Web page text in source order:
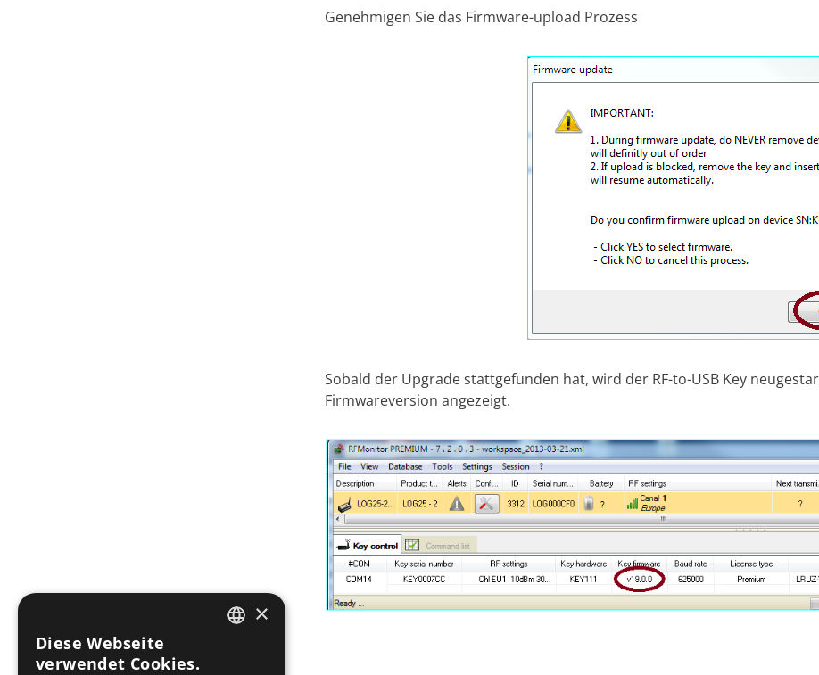
Genehmigen Sie das Firmware-upload Prozess
Sobald der Upgrade stattgefunden hat, wird der RF-to-USB Key
Firmwareversion angezeigt.
×
Diese Webseite
verwendet Cookies.